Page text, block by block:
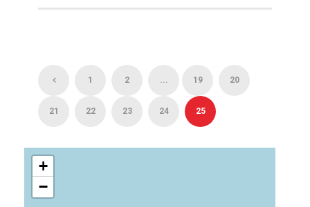
1 2 ... 19 20
21 22 23 24 25
+
−